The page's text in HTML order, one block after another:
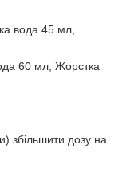
вода 45 мл,
60 мл, Жорстка
збільшити дозу на